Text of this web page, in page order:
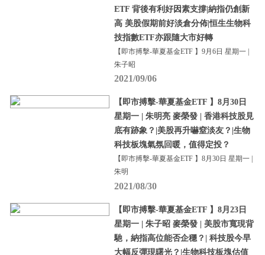
ETF 背後有利好因素支撐|納指仍創新
高 美股假期前好淡倉分佈|恒生生物科
技指數ETF亦跟隨大市好轉
【即市搏擊-華夏基金ETF 】9月6日 星期一 |
朱子昭
2021/09/06
【即市搏擊-華夏基金ETF 】8月30日
星期一 | 朱明亮 麥榮發 | 香港科技股見
底有跡象？|美股再升嚇窒淡友？|生物
科技板塊氣氛回暖，值得定投？
【即市搏擊-華夏基金ETF 】8月30日 星期一 |
朱明
2021/08/30
【即市搏擊-華夏基金ETF 】8月23日
星期一 | 朱子昭 麥榮發 | 美股市寬現背
馳，納指高位能否企穩？| 科技股今早
大幅反彈現曙光？|生物科技板塊估值